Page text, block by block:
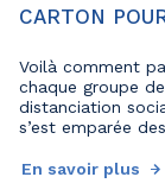
CARTON
Voilà comment
chaque groupe
distanciation
s’est emparée
En savoir plus